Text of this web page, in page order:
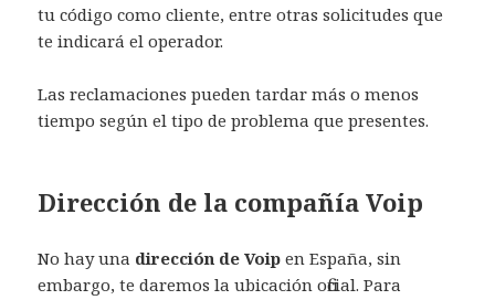
tu código como cliente, entre otras solicitudes que
te indicará el operador.
Las reclamaciones pueden tardar más o menos
tiempo según el tipo de problema que presentes.
Dirección de la compañía Voip
No hay una dirección de Voip en España, sin
embargo, te daremos la ubicación oficial. Para